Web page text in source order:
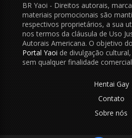
BR Yaoi - Direitos autorais,
materiais promocionais são
respectivos proprietários, a sua
nos termos da cláusula de Uso
Autorais Americana. O objetivo
Portal Yaoi de divulgação
sem qualquer finalidade
Hentai Gay
Contato
Sobre nós